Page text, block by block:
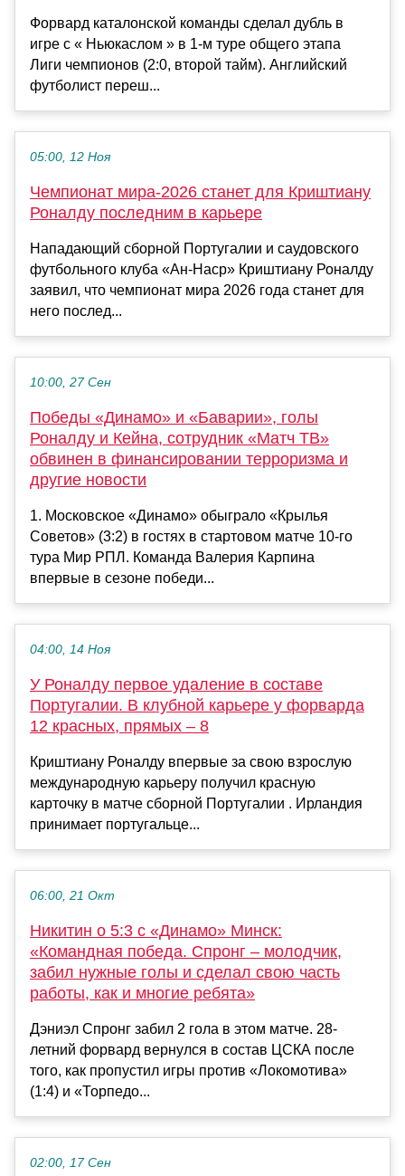
Форвард каталонской команды сделал дубль в
игре с « Ньюкаслом » в 1-м туре общего этапа
Лиги чемпионов (2:0, второй тайм). Английский
футболист переш...
05:00, 12 Ноя
Чемпионат мира-2026 станет для Криштиану
Роналду последним в карьере
Нападающий сборной Португалии и саудовского
футбольного клуба «Ан-Наср» Криштиану Роналду
заявил, что чемпионат мира 2026 года станет для
него послед...
10:00, 27 Сен
Победы «Динамо» и «Баварии», голы
Роналду и Кейна, сотрудник «Матч ТВ»
обвинен в финансировании терроризма и
другие новости
1. Московское «Динамо» обыграло «Крылья
Советов» (3:2) в гостях в стартовом матче 10-го
тура Мир РПЛ. Команда Валерия Карпина
впервые в сезоне победи...
04:00, 14 Ноя
У Роналду первое удаление в составе
Португалии. В клубной карьере у форварда
12 красных, прямых – 8
Криштиану Роналду впервые за свою взрослую
международную карьеру получил красную
карточку в матче сборной Португалии . Ирландия
принимает португальце...
06:00, 21 Окт
Никитин о 5:3 с «Динамо» Минск:
«Командная победа. Спронг – молодчик,
забил нужные голы и сделал свою часть
работы, как и многие ребята»
Дэниэл Спронг забил 2 гола в этом матче. 28-
летний форвард вернулся в состав ЦСКА после
того, как пропустил игры против «Локомотива»
(1:4) и «Торпедо...
02:00, 17 Сен